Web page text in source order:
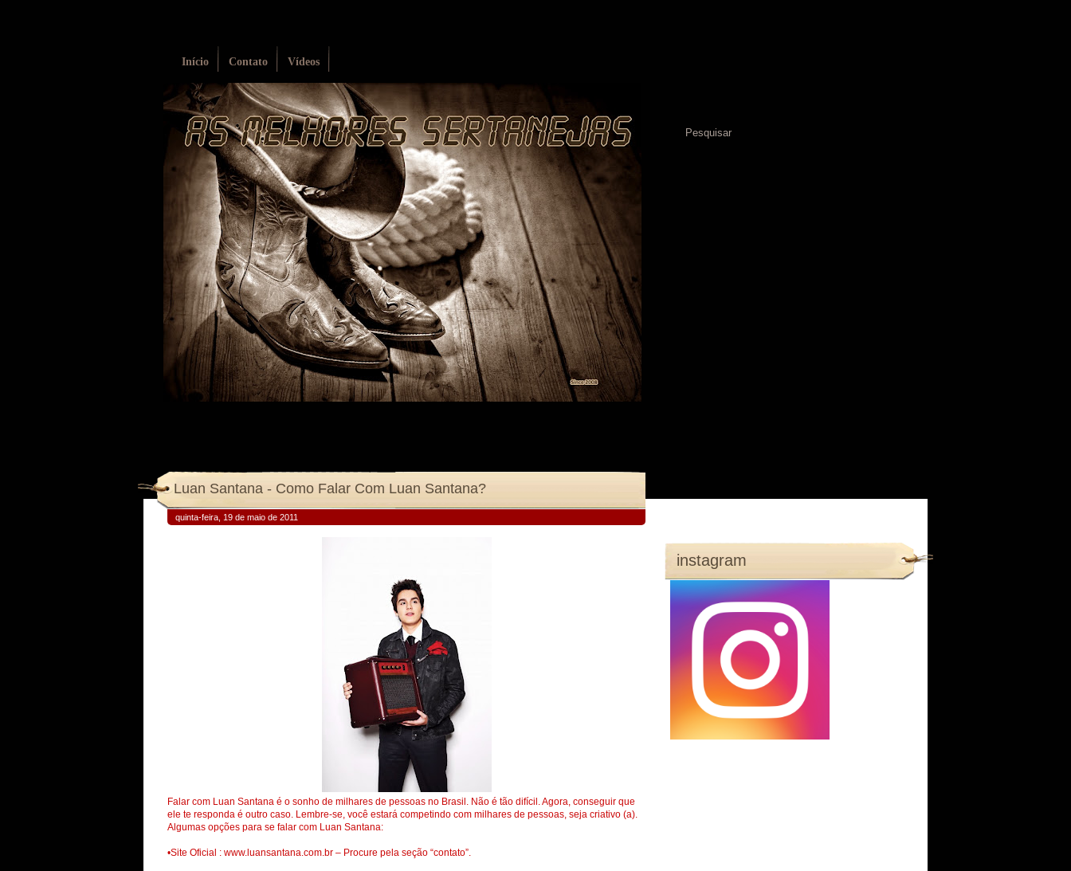
Início Contato Vídeos
Luan Santana - Como Falar Com Luan Santana?
quinta-feira, 19 de maio de 2011
Falar com Luan Santana é o sonho de milhares de pessoas no Brasil. Não é tão difícil. Agora, conseguir que
ele te responda é outro caso. Lembre-se, você estará competindo com milhares de pessoas, seja criativo (a).
Algumas opções para se falar com Luan Santana:
•Site Oficial : www.luansantana.com.br – Procure pela seção “contato”.
instagram